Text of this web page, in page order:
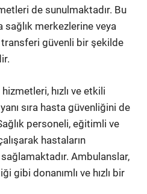
de sunulmaktadır. Bu
sağlık merkezlerine veya
güvenli bir şekilde
hızlı ve etkili
sıra hasta güvenliğini de
personeli, eğitimli ve
hastaların
Ambulanslar,
gibi donanımlı ve hızlı bir